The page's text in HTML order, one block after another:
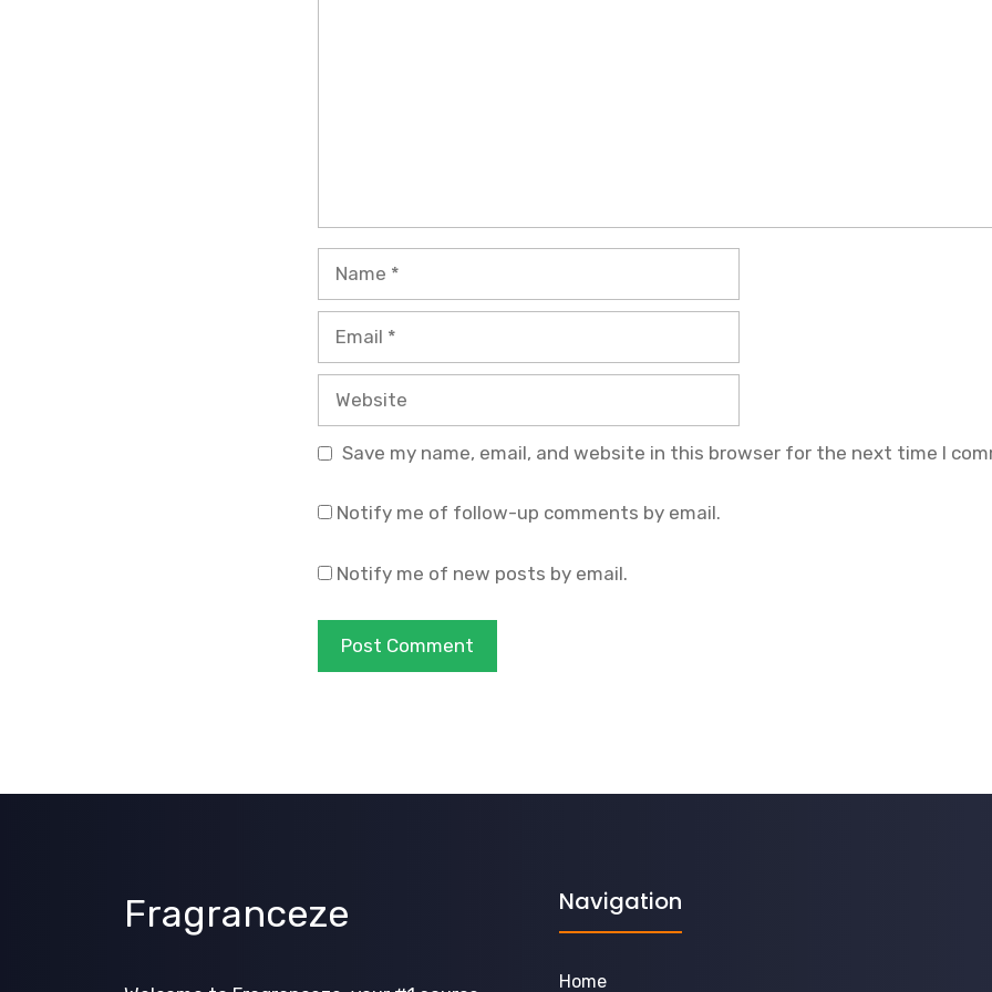
Name
Email
Website
Save my name, email, and website in this browser for the next time I
Notify me of follow-up comments by email.
Notify me of new posts by email.
Fragranceze Navigation
Home